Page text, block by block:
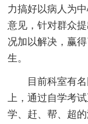
力搞好以病人为
意见，针对群众
况加以解决，赢
生。
目前科室有名
上，通过自学考
学、赶、帮、超